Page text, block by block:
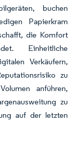
buchen
Papierkram
die Komfort
Einheitliche
Verkäufern,
zu
anführen,
zu
auf der letzten